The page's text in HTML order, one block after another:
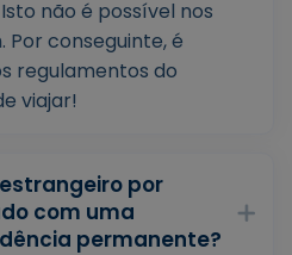
Isto não é possível nos
Por conseguinte, é
regulamentos do
viajar!
por
com uma
permanente?